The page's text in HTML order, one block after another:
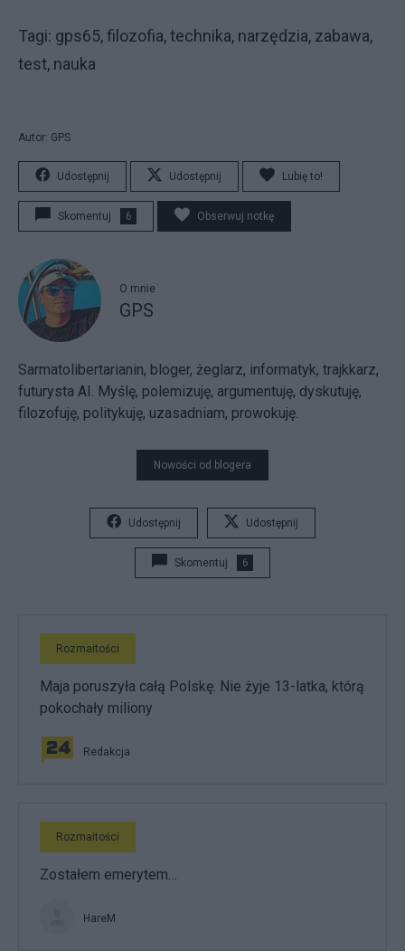
Tagi: gps65, filozofia, technika, narzędzia, zabawa,
test, nauka
Autor: GPS
Udostępnij Udostępnij Lubię to!
Skomentuj 6 Obserwuj notkę
O mnie
GPS
Sarmatolibertarianin, bloger, żeglarz, informatyk, trajkkarz,
futurysta AI. Myślę, polemizuję, argumentuję, dyskutuję,
filozofuję, politykuję, uzasadniam, prowokuję.
Nowości od blogera
Udostępnij Udostępnij
Skomentuj 6
Rozmaitości
Maja poruszyła całą Polskę. Nie żyje 13-latka, którą
pokochały miliony
Redakcja
Rozmaitości
Zostałem emerytem…
HareM